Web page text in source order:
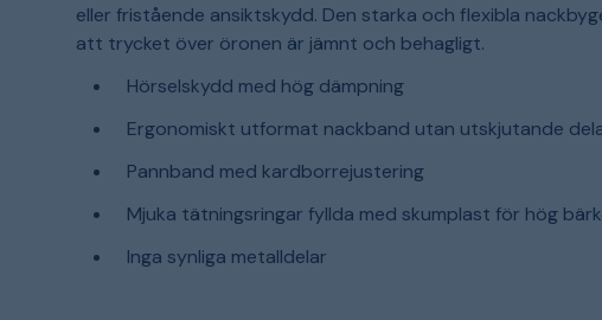
eller fristående ansiktskydd. Den starka och flexibla
att trycket över öronen är jämnt och behagligt.
Hörselskydd med hög dämpning
Ergonomiskt utformat nackband utan utskjutande
Pannband med kardborrejustering
Mjuka tätningsringar fyllda med skumplast för hög
Inga synliga metalldelar